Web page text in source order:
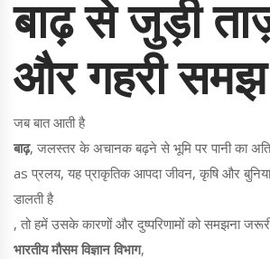
बाढ़ से जुड़ी
और गहरी समझ
जब बात आती है
बाढ़, जलस्तर के अचानक बढ़ने से भूमि पर पानी का
as प्रलय, यह प्राकृतिक आपदा जीवन, कृषि और
डालती है
, तो हमें उसके कारणों और दुष्परिणामों को समझना
भारतीय मौसम विज्ञान विभाग,